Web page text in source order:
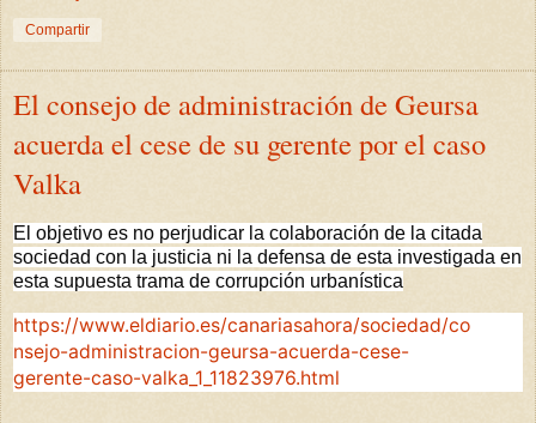
Compartir
El consejo de administración de Geursa
acuerda el cese de su gerente por el caso
Valka
El objetivo es no perjudicar la colaboración de la citada
sociedad con la justicia ni la defensa de esta investigada en
esta supuesta trama de corrupción urbanística
https://www.eldiario.es/canariasahora/sociedad/co
nsejo-administracion-geursa-acuerda-cese-
gerente-caso-valka_1_11823976.html